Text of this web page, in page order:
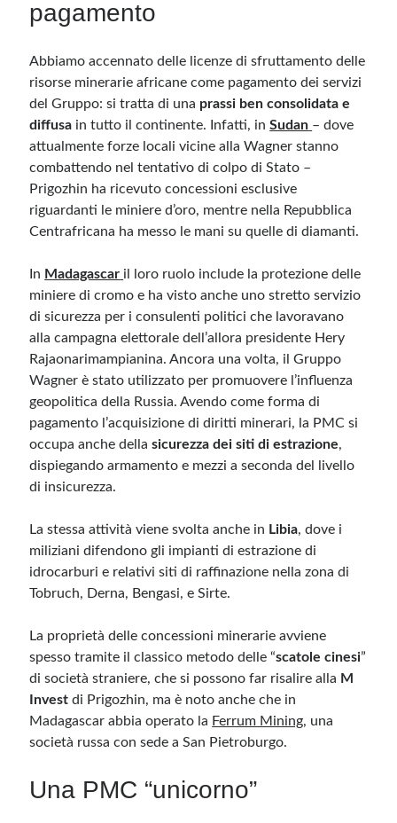
pagamento
Abbiamo accennato delle licenze di sfruttamento delle
risorse minerarie africane come pagamento dei servizi
del Gruppo: si tratta di una prassi ben consolidata e
diffusa in tutto il continente. Infatti, in Sudan – dove
attualmente forze locali vicine alla Wagner stanno
combattendo nel tentativo di colpo di Stato –
Prigozhin ha ricevuto concessioni esclusive
riguardanti le miniere d’oro, mentre nella Repubblica
Centrafricana ha messo le mani su quelle di diamanti.
In Madagascar il loro ruolo include la protezione delle
miniere di cromo e ha visto anche uno stretto servizio
di sicurezza per i consulenti politici che lavoravano
alla campagna elettorale dell’allora presidente Hery
Rajaonarimampianina. Ancora una volta, il Gruppo
Wagner è stato utilizzato per promuovere l’influenza
geopolitica della Russia. Avendo come forma di
pagamento l’acquisizione di diritti minerari, la PMC si
occupa anche della sicurezza dei siti di estrazione,
dispiegando armamento e mezzi a seconda del livello
di insicurezza.
La stessa attività viene svolta anche in Libia, dove i
miliziani difendono gli impianti di estrazione di
idrocarburi e relativi siti di raffinazione nella zona di
Tobruch, Derna, Bengasi, e Sirte.
La proprietà delle concessioni minerarie avviene
spesso tramite il classico metodo delle “scatole cinesi”
di società straniere, che si possono far risalire alla M
Invest di Prigozhin, ma è noto anche che in
Madagascar abbia operato la Ferrum Mining, una
società russa con sede a San Pietroburgo.
Una PMC “unicorno”